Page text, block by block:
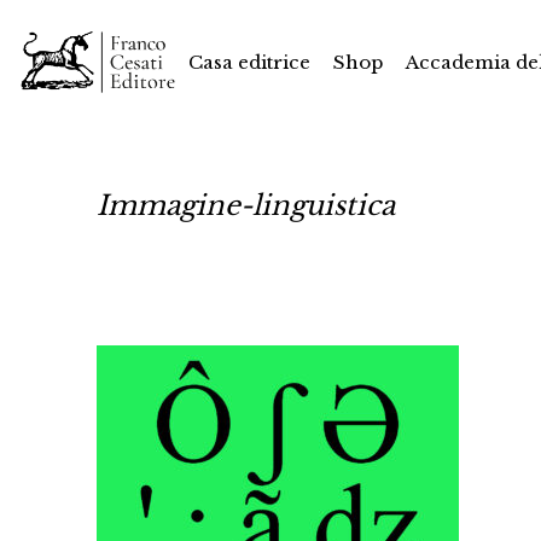
Casa editrice Shop Accademia
Immagine-linguistica